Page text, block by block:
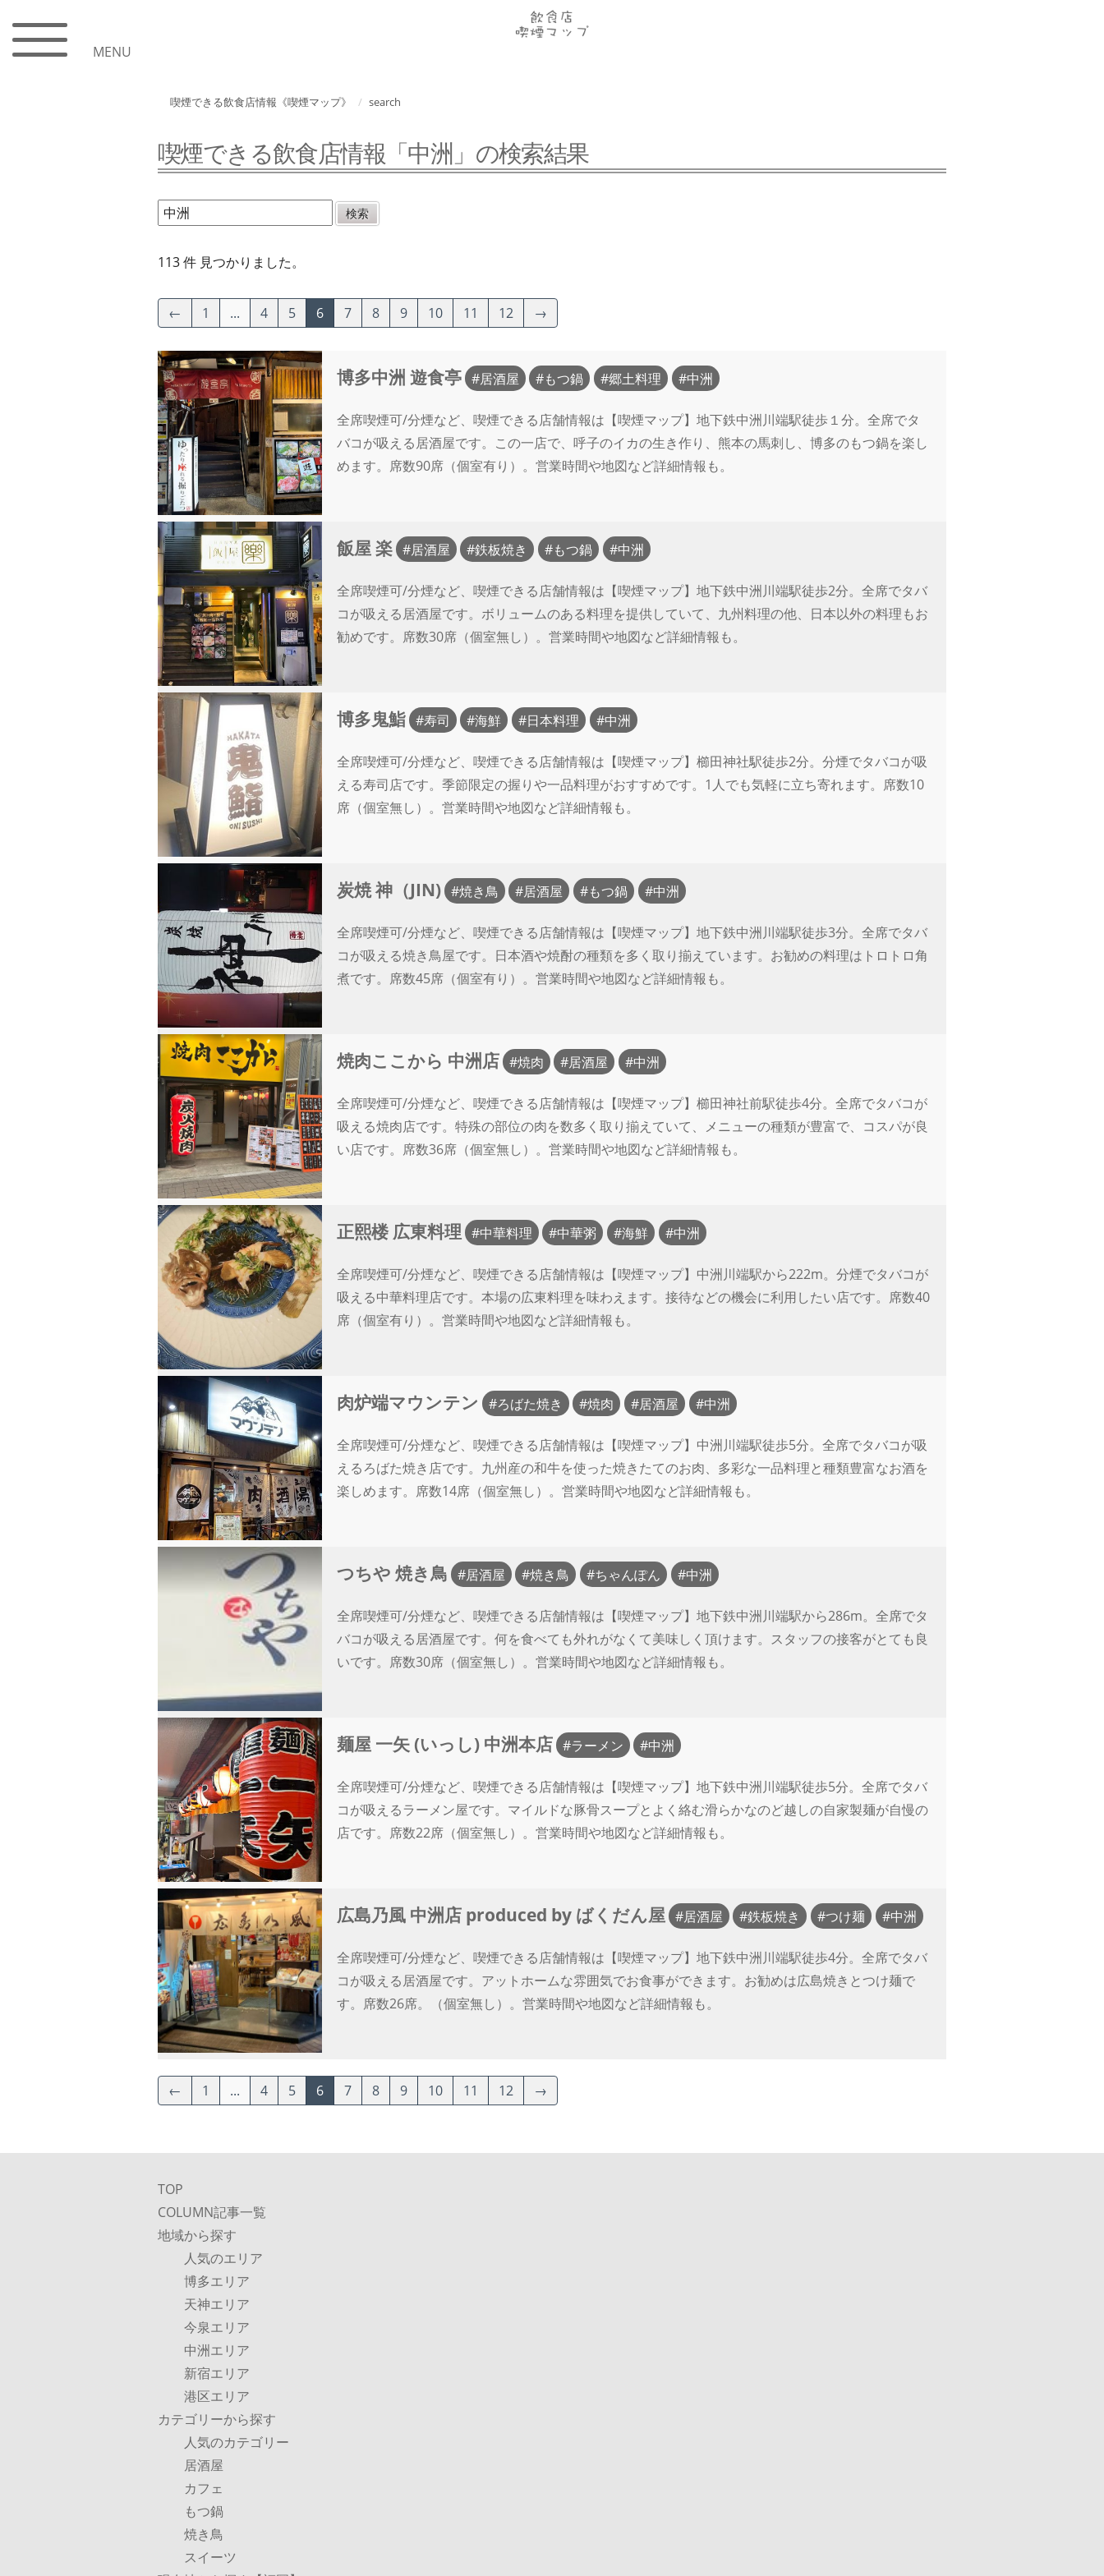
MENU
喫煙できる飲食店情報《喫煙マップ》 search
喫煙できる飲食店情報「中洲」の検索結果
113 件 見つかりました。
← 1 ... 4 5 6 7 8 9 10 11 12 →
博多中洲 遊食亭 居酒屋 もつ鍋 郷土料理 中洲
全席喫煙可/分煙など、喫煙できる店舗情報は【喫煙マップ】地下鉄中洲川端駅徒歩１分。全席でタ
バコが吸える居酒屋です。この一店で、呼子のイカの生き作り、熊本の馬刺し、博多のもつ鍋を楽し
めます。席数90席（個室有り）。営業時間や地図など詳細情報も。
飯屋 楽 居酒屋 鉄板焼き もつ鍋 中洲
全席喫煙可/分煙など、喫煙できる店舗情報は【喫煙マップ】地下鉄中洲川端駅徒歩2分。全席でタバ
コが吸える居酒屋です。ボリュームのある料理を提供していて、九州料理の他、日本以外の料理もお
勧めです。席数30席（個室無し）。営業時間や地図など詳細情報も。
博多鬼鮨 寿司 海鮮 日本料理 中洲
全席喫煙可/分煙など、喫煙できる店舗情報は【喫煙マップ】櫛田神社駅徒歩2分。分煙でタバコが吸
える寿司店です。季節限定の握りや一品料理がおすすめです。1人でも気軽に立ち寄れます。席数10
席（個室無し）。営業時間や地図など詳細情報も。
炭焼 神（JIN) 焼き鳥 居酒屋 もつ鍋 中洲
全席喫煙可/分煙など、喫煙できる店舗情報は【喫煙マップ】地下鉄中洲川端駅徒歩3分。全席でタバ
コが吸える焼き鳥屋です。日本酒や焼酎の種類を多く取り揃えています。お勧めの料理はトロトロ角
煮です。席数45席（個室有り）。営業時間や地図など詳細情報も。
焼肉ここから 中洲店 焼肉 居酒屋 中洲
全席喫煙可/分煙など、喫煙できる店舗情報は【喫煙マップ】櫛田神社前駅徒歩4分。全席でタバコが
吸える焼肉店です。特殊の部位の肉を数多く取り揃えていて、メニューの種類が豊富で、コスパが良
い店です。席数36席（個室無し）。営業時間や地図など詳細情報も。
正熙楼 広東料理 中華料理 中華粥 海鮮 中洲
全席喫煙可/分煙など、喫煙できる店舗情報は【喫煙マップ】中洲川端駅から222m。分煙でタバコが
吸える中華料理店です。本場の広東料理を味わえます。接待などの機会に利用したい店です。席数40
席（個室有り）。営業時間や地図など詳細情報も。
肉炉端マウンテン ろばた焼き 焼肉 居酒屋 中洲
全席喫煙可/分煙など、喫煙できる店舗情報は【喫煙マップ】中洲川端駅徒歩5分。全席でタバコが吸
えるろばた焼き店です。九州産の和牛を使った焼きたてのお肉、多彩な一品料理と種類豊富なお酒を
楽しめます。席数14席（個室無し）。営業時間や地図など詳細情報も。
つちや 焼き鳥 居酒屋 焼き鳥 ちゃんぽん 中洲
全席喫煙可/分煙など、喫煙できる店舗情報は【喫煙マップ】地下鉄中洲川端駅から286m。全席でタ
バコが吸える居酒屋です。何を食べても外れがなくて美味しく頂けます。スタッフの接客がとても良
いです。席数30席（個室無し）。営業時間や地図など詳細情報も。
麺屋 一矢 (いっし) 中洲本店 ラーメン 中洲
全席喫煙可/分煙など、喫煙できる店舗情報は【喫煙マップ】地下鉄中洲川端駅徒歩5分。全席でタバ
コが吸えるラーメン屋です。マイルドな豚骨スープとよく絡む滑らかなのど越しの自家製麺が自慢の
店です。席数22席（個室無し）。営業時間や地図など詳細情報も。
広島乃風 中洲店 produced by ばくだん屋 居酒屋 鉄板焼き つけ麺 中洲
全席喫煙可/分煙など、喫煙できる店舗情報は【喫煙マップ】地下鉄中洲川端駅徒歩4分。全席でタバ
コが吸える居酒屋です。アットホームな雰囲気でお食事ができます。お勧めは広島焼きとつけ麺で
す。席数26席。（個室無し）。営業時間や地図など詳細情報も。
← 1 ... 4 5 6 7 8 9 10 11 12 →
TOP
COLUMN記事一覧
地域から探す
人気のエリア
博多エリア
天神エリア
今泉エリア
中洲エリア
新宿エリア
港区エリア
カテゴリーから探す
人気のカテゴリー
居酒屋
カフェ
もつ鍋
焼き鳥
スイーツ